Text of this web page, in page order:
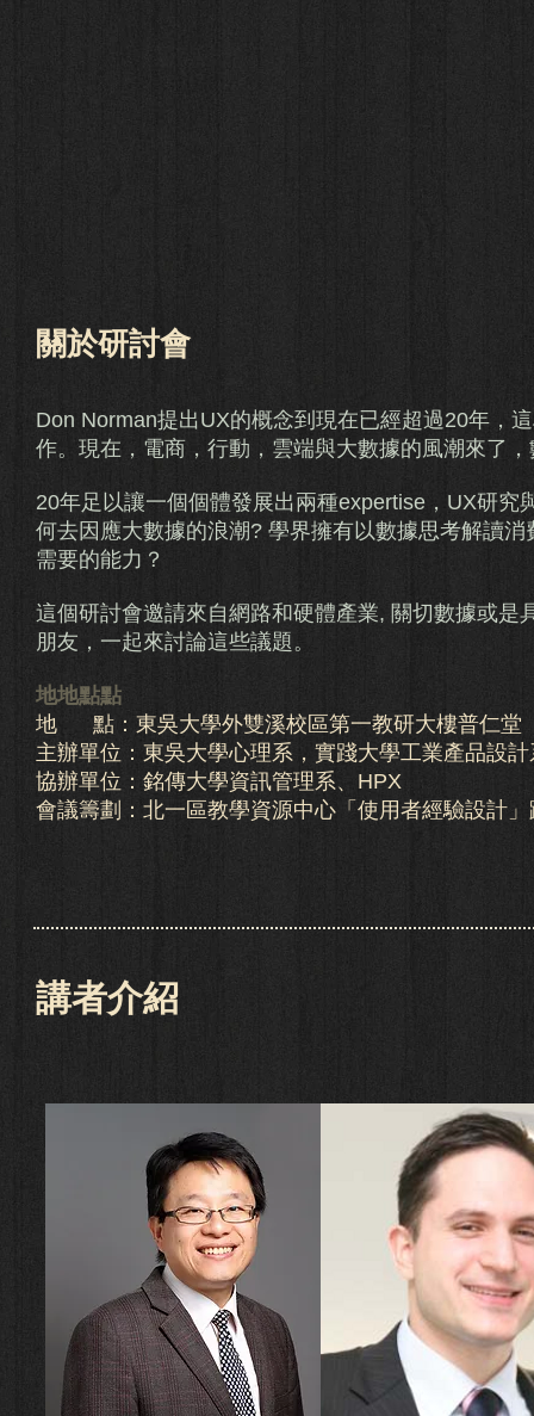
關於研討會
Don Norman提出UX的概念到現在已經超過20年，
作。現在，電商，行動，雲端與大數據的風潮來了
20年足以讓一個個體發展出兩種expertise，UX研
何去因應大數據的浪潮? 學界擁有以數據思考解讀
需要的能力？
這個研討會邀請來自網路和硬體產業, 關切數據或是
朋友，一起來討論這些議題。
地地點點
地 點：東吳大學外雙溪校區第一教研大樓普仁堂
主辦單位：東吳大學心理系，實踐大學工業產品設計
協辦單位：銘傳大學資訊管理系、HPX
會議籌劃：北一區教學資源中心「使用者經驗設計
講者介紹